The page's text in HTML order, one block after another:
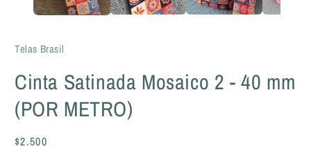
Telas Brasil
Cinta Satinada Mosaico 2 - 40 mm
(POR METRO)
Precio
$2.500